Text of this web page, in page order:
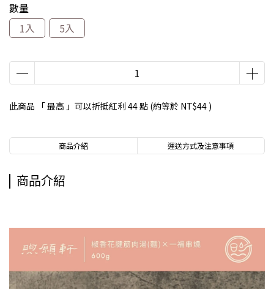
數量
1入
5入
此商品 「 最高 」可以折抵紅利 44點 (約等於 NT$44 )
商品介紹 運送方式及注意事項
商品介紹